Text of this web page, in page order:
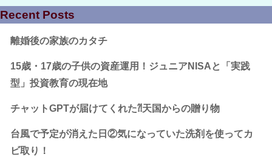
Recent Posts
離婚後の家族のカタチ
15歳・17歳の子供の資産運用！ジュニアNISAと「実践
型」投資教育の現在地
チャットGPTが届けてくれた⁈天国からの贈り物
台風で予定が消えた日②気になっていた洗剤を使ってカ
ビ取り！